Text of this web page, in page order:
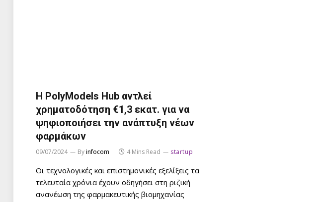
Η PolyModels Hub αντλεί
χρηματοδότηση €1,3 εκατ. για να
ψηφιοποιήσει την ανάπτυξη νέων
φαρμάκων
09/07/2024 Byinfocom 4 Mins Read startup
Οι τεχνολογικές και επιστημονικές εξελίξεις τα
τελευταία χρόνια έχουν οδηγήσει στη ριζική
ανανέωση της φαρμακευτικής βιομηχανίας